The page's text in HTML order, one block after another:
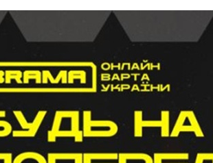
область
область
Херсонська область
область
область
відповідальні за контактування з
укладення договорів